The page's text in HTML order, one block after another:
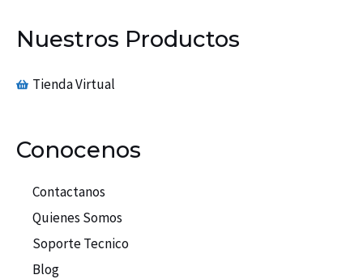
Nuestros Productos
Tienda Virtual
Conocenos
Contactanos
Quienes Somos
Soporte Tecnico
Blog